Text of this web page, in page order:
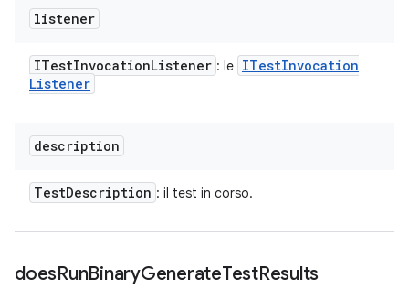
listener
ITestInvocationListener : le ITestInvocation
Listener
description
TestDescription : il test in corso.
doesRunBinaryGenerateTestResults